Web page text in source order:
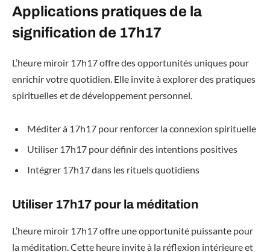
Applications pratiques de la
signification de 17h17
L’heure miroir 17h17 offre des opportunités uniques pour
enrichir votre quotidien. Elle invite à explorer des pratiques
spirituelles et de développement personnel.
Méditer à 17h17 pour renforcer la connexion spirituelle
Utiliser 17h17 pour définir des intentions positives
Intégrer 17h17 dans les rituels quotidiens
Utiliser 17h17 pour la méditation
L’heure miroir 17h17 offre une opportunité puissante pour
la méditation. Cette heure invite à la réflexion intérieure et